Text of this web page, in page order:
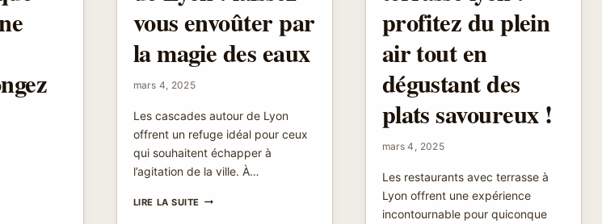
vous envoûter par
la magie des eaux
mars 4, 2025
Les cascades autour de Lyon
offrent un refuge idéal pour ceux
qui souhaitent échapper à
l’agitation de la ville. À…
LIRE LA SUITE CASCADES
profitez du plein
air tout en
dégustant des
plats savoureux !
mars 4, 2025
Les restaurants avec terrasse à
Lyon offrent une expérience
incontournable pour quiconque